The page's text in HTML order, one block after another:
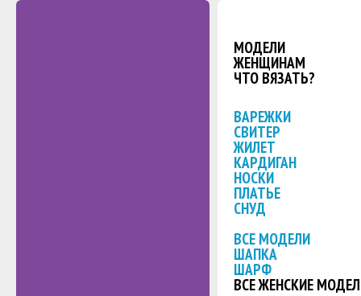
МОДЕЛИ
ЖЕНЩИНАМ
ЧТО ВЯЗАТЬ?
ВАРЕЖКИ
СВИТЕР
ЖИЛЕТ
КАРДИГАН
НОСКИ
ПЛАТЬЕ
СНУД
ВСЕ МОДЕЛИ
ШАПКА
ШАРФ
ВСЕ ЖЕНСКИЕ